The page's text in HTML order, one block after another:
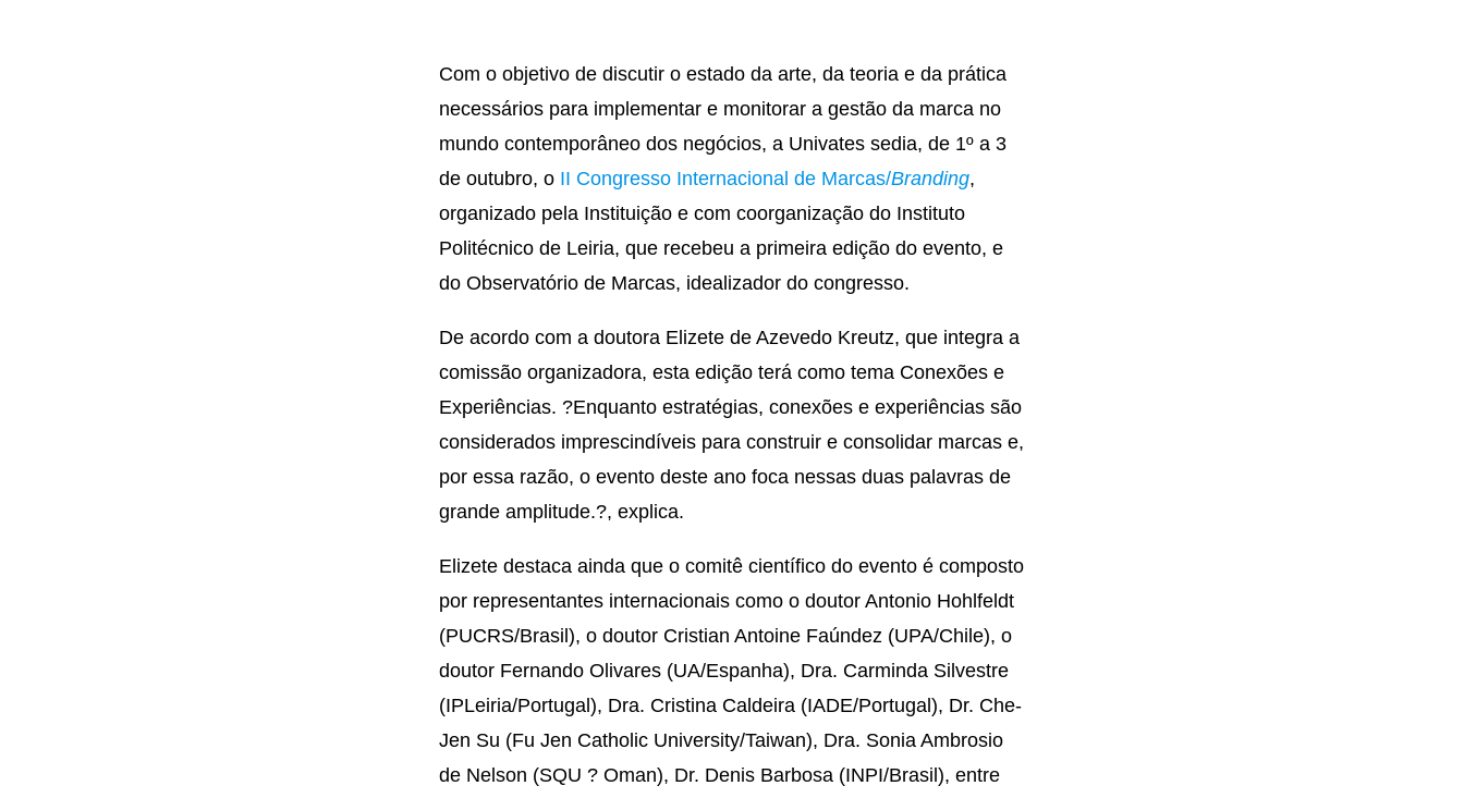
Com o objetivo de discutir o estado da arte, da teoria e da prática
necessários para implementar e monitorar a gestão da marca no
mundo contemporâneo dos negócios, a Univates sedia, de 1º a 3
de outubro, o II Congresso Internacional de Marcas/Branding,
organizado pela Instituição e com coorganização do Instituto
Politécnico de Leiria, que recebeu a primeira edição do evento, e
do Observatório de Marcas, idealizador do congresso.
De acordo com a doutora Elizete de Azevedo Kreutz, que integra a
comissão organizadora, esta edição terá como tema Conexões e
Experiências. ?Enquanto estratégias, conexões e experiências são
considerados imprescindíveis para construir e consolidar marcas e,
por essa razão, o evento deste ano foca nessas duas palavras de
grande amplitude.?, explica.
Elizete destaca ainda que o comitê científico do evento é composto
por representantes internacionais como o doutor Antonio Hohlfeldt
(PUCRS/Brasil), o doutor Cristian Antoine Faúndez (UPA/Chile), o
doutor Fernando Olivares (UA/Espanha), Dra. Carminda Silvestre
(IPLeiria/Portugal), Dra. Cristina Caldeira (IADE/Portugal), Dr. Che-
Jen Su (Fu Jen Catholic University/Taiwan), Dra. Sonia Ambrosio
de Nelson (SQU ? Oman), Dr. Denis Barbosa (INPI/Brasil), entre